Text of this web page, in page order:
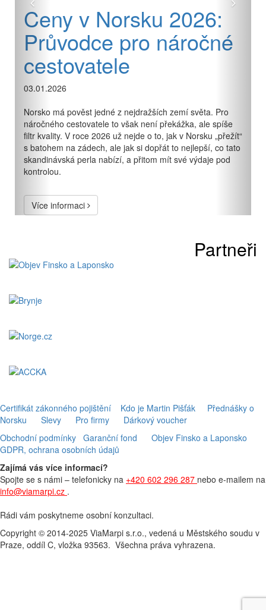
Ceny v Norsku 2026:
Průvodce pro náročné
cestovatele
03.01.2026
Norsko má pověst jedné z nejdražších zemí světa. Pro
náročného cestovatele to však není překážka, ale spíše
filtr kvality. V roce 2026 už nejde o to, jak v Norsku „přežít“
s batohem na zádech, ale jak si dopřát to nejlepší, co tato
skandinávská perla nabízí, a přitom mít své výdaje pod
kontrolou.
Více informaci
Partneři
Certifikát zákonného pojištění Kdo je Martin Pišťák
Přednášky o
Norsku
Slevy Pro firmy
Dárkový voucher
Obchodní podmínky Garanční fond
Objev Finsko a Laponsko
GDPR, ochrana osobních údajů
Zajímá vás více informací?
Spojte se s námi – telefonicky na +420 602 296 287 nebo e-mailem na
info@viamarpi.cz .
Rádi vám poskytneme osobní konzultaci.
Copyright © 2014-2025 ViaMarpi s.r.o., vedená u Městského soudu v
Praze, oddíl C, vložka 93563. Všechna práva vyhrazena.